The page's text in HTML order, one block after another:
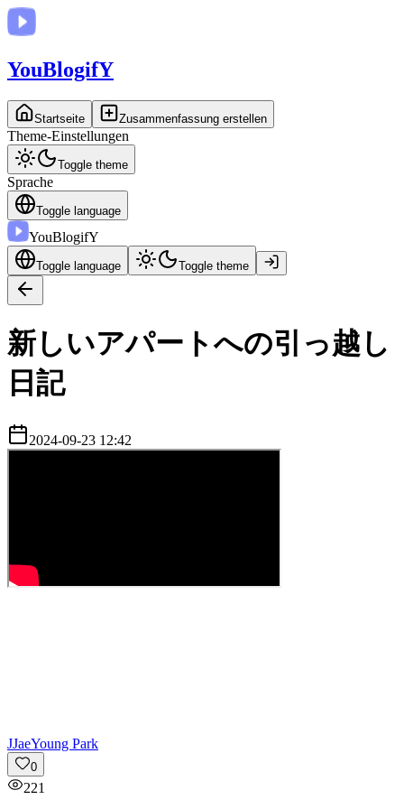
YouBlogifY
Startseite Zusammenfassung erstellen
Theme-Einstellungen
Toggle theme
Sprache
Toggle language
YouBlogifY
Toggle language Toggle theme
新しいアパートへの引っ越し
日記
2024-09-23 12:42
JJaeYoung Park
0
221